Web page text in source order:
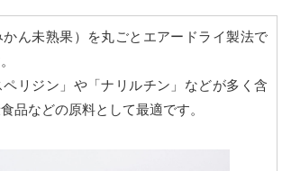
ん未熟果）を丸ごとエアードライ製法で
リジン」や「ナリルチン」などが多く含
品などの原料として最適です。